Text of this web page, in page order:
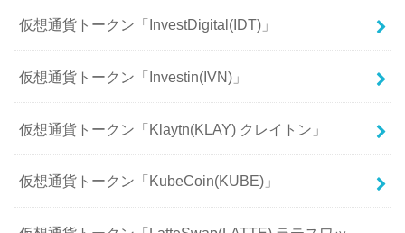
仮想通貨トークン「InvestDigital(IDT)」
仮想通貨トークン「Investin(IVN)」
仮想通貨トークン「Klaytn(KLAY) クレイトン」
仮想通貨トークン「KubeCoin(KUBE)」